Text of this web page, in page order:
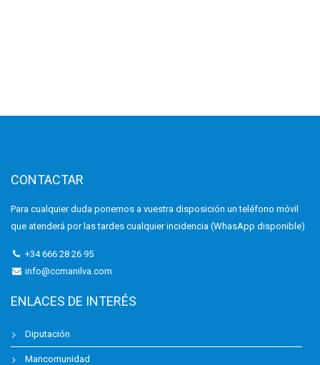
CONTACTAR
Para cualquier duda ponemos a vuestra disposición un teléfono móvil
que atenderá por las tardes cualquier incidencia (WhasApp disponible)
+34 666 28 26 95
info@ccmanilva.com
ENLACES DE INTERÉS
Diputación
Mancomunidad